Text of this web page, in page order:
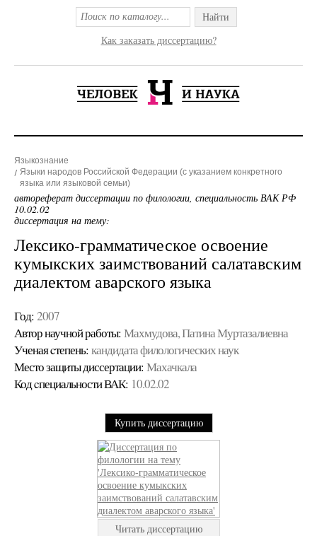
Найти
Как заказать диссертацию?
Языкознание
Языки народов Российской Федерации (с указанием конкретного
языка или языковой семьи)
автореферат диссертации по филологии, специальность ВАК РФ
10.02.02
диссертация на тему:
Лексико-грамматическое освоение
кумыкских заимствований салатавским
диалектом аварского языка
Год: 2007
Автор научной работы: Махмудова, Патина Муртазалиевна
Ученая cтепень: кандидата филологических наук
Место защиты диссертации: Махачкала
Код cпециальности ВАК: 10.02.02
Купить диссертацию
Читать диссертацию